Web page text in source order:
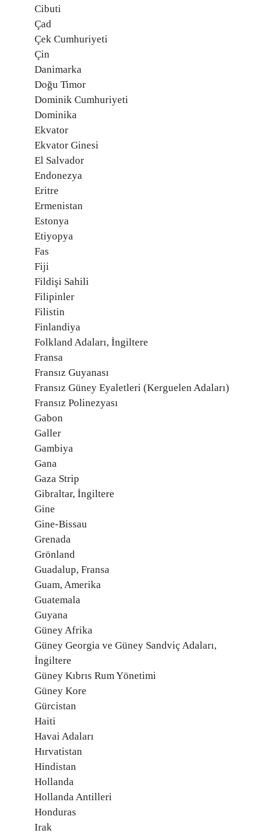
Cibuti
Çad
Çek Cumhuriyeti
Çin
Danimarka
Doğu Timor
Dominik Cumhuriyeti
Dominika
Ekvator
Ekvator Ginesi
El Salvador
Endonezya
Eritre
Ermenistan
Estonya
Etiyopya
Fas
Fiji
Fildişi Sahili
Filipinler
Filistin
Finlandiya
Folkland Adaları, İngiltere
Fransa
Fransız Guyanası
Fransız Güney Eyaletleri (Kerguelen Adaları)
Fransız Polinezyası
Gabon
Galler
Gambiya
Gana
Gaza Strip
Gibraltar, İngiltere
Gine
Gine-Bissau
Grenada
Grönland
Guadalup, Fransa
Guam, Amerika
Guatemala
Guyana
Güney Afrika
Güney Georgia ve Güney Sandviç Adaları,
İngiltere
Güney Kıbrıs Rum Yönetimi
Güney Kore
Gürcistan
Haiti
Havai Adaları
Hırvatistan
Hindistan
Hollanda
Hollanda Antilleri
Honduras
Irak